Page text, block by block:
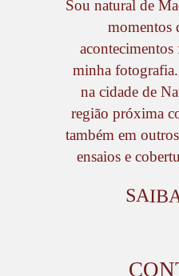
Sou natural de
momentos
acontecimentos
minha
na cidade de
região próxima
também em
ensaios e